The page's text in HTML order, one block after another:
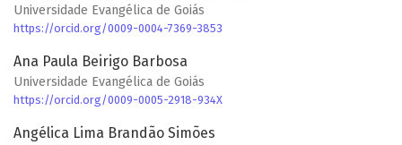
Universidade Evangélica de Goiás
https://orcid.org/0009-0004-7369-3853
Ana Paula Beirigo Barbosa
Universidade Evangélica de Goiás
https://orcid.org/0009-0005-2918-934X
Angélica Lima Brandão Simões